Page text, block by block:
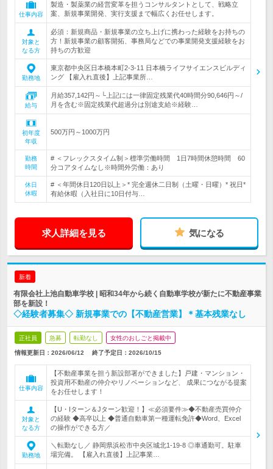
仕事内容
製造・製薬業の経営変革を担うコンサルタントとして、戦略立
案、新規事業開発、実行支援まで幅広くお任せします。
対象と
なる方
必須：新規商品・新規事業の立ち上げに携わった経験をお持ちの
方！新規事業の顧客開拓、事務局などでの事業開発支援経験をお
持ちの方歓迎
勤務地
東京都中央区日本橋本町2-3-11 日本橋ライフサイエンスビルディ
ング 【雇入れ直後】上記事業所…
給与
月給357,142円～└上記には一律固定残業代40時間分90,646円～/
月を含む※固定残業代超過分は別途支給※経験…
初年度
年収
500万円～1000万円
勤務
時間
# ＜フレックスタイム制＞標準労働時間 1日7時間休憩時間 60
分コアタイムなし※時間外労働：あり
休日
休暇
# ＜年間休日120日以上＞* 完全週休二日制（土曜・日曜）* 祝日*
有給休暇（入社日に10日付与…
求人詳細を見る 気になる
新着
有限会社上池自動車学校 | 昭和34年から続く自動車学校が新たに不動産事業
部を新設！
◇経験者募集◇ 新規事業での【不動産営業】＊基本残業なし
正社員 急募 転勤なし 女性のおしごと掲載中
情報更新日：2026/06/12 終了予定日： 2026/10/15
仕事内容
【不動産事業を担う新設部署ができました】戸建・マンション・
投資用不動産の仲介やリノベーションなど、 成果につながる提案
をお任せします！
対象と
なる方
【U・Iターン＆Jターン歓迎！】≪必須要件≫◆不動産売買仲介
の経験 ◆高卒以上 ◆普通自動車第一種運転免許◆Word、Excel
の操作ができる方／
勤務地
＼転勤なし／ 静岡県浜松市中央区城北1-19-8 ◎車通勤可。駐車
場完備。 【雇入れ直後】上記事業…